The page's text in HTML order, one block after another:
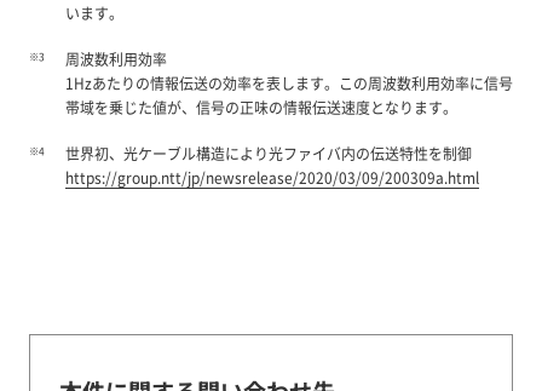
います。
※3
周波数利用効率
1Hzあたりの情報伝送の効率を表します。この周波数利用効率に信号
帯域を乗じた値が、信号の正味の情報伝送速度となります。
※4
世界初、光ケーブル構造により光ファイバ内の伝送特性を制御
https://group.ntt/jp/newsrelease/2020/03/09/200309a.html